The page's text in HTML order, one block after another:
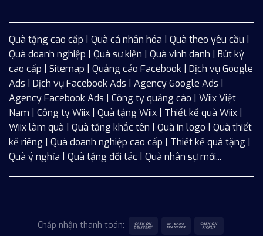
Quà tặng cao cấp | Quà cá nhân hóa | Quà theo yêu cầu |
Quà doanh nghiệp | Quà sự kiện | Quà vinh danh | Bút ký
cao cấp | Sitemap | Quảng cáo Facebook | Dịch vụ Google
Ads
Dịch vụ Facebook Ads | Agency Google Ads |
Agency Facebook Ads | Công ty quảng cáo | WiixViệt
Nam | Công ty Wiix | Quà tặng Wiix | Thiết kế quà Wiix |
Wiix làm quà | Quà tặng khắc tên | Quà in logo | Quà thiết
kế riêng | Quà doanh nghiệp cao cấp | Thiết kế quà tặng |
Quà ý nghĩa | Quà tặng đối tác | Quà nhân sự mới...
Chấp nhận thanh toán: